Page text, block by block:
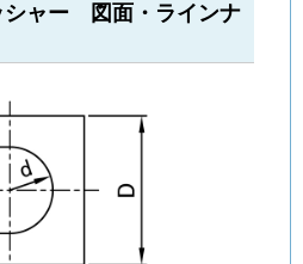
シャー 図面・ラインナ